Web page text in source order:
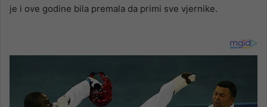
je i ove godine bila premala da primi sve vjernike.